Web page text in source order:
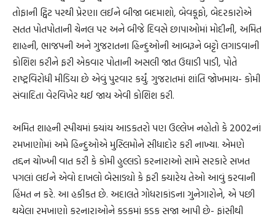
તોફાની ટ્વિટ પરથી પ્રેરણા લઈને બીજા બદમાશો, બેવકૂફો, બેદરકારોએ
સતત પોતપોતાની ચેનલ પર અને બીજે દિવસે છાપાઓમાં મોદીની, અમિત
શાહની, ભાજપની અને ગુજરાતના હિન્દુઓની આબરૂને બટ્ટો લગાડવાની
કોશિશ કરીને ફરી એકવાર પોતાની અસલી જાત ઉઘાડી પાડી, પોતે
રાષ્ટ્રવિરોધી મીડિયા છે એવું પુરવાર કર્યું. ગુજરાતમાં શાંતિ જોખમાય- કોમી
સંવાદિતા વેરવિખેર થઈ જાય એવી કોશિશ કરી.
અમિત શાહની સ્પીચમાં ક્યાંય આડકતરો પણ ઉલ્લેખ નહોતો કે 2002નાં
રમખાણોમાં અમે હિન્દુઓએ મુસ્લિમોને સીધાદોર કરી નાખ્યા. એમણે
તદ્દન ચોખ્ખી વાત કરી કે કોમી હુલ્લડો કરનારાઓ સામે સરકારે સખત
પગલાં લઈને એવો દાખલો બેસાડ્યો કે ફરી ક્યારેય તેઓ આવું કરવાની
હિંમત ન કરે. આ હકીકત છે. અદાલતે ગોધરાકાંડના ગુનેગારોને, એ પછી
થયેલા રમખાણો કરનારાઓને કડકમાં કડક સજા આપી છે- ફાંસીથી